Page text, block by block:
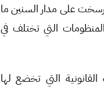
على مدار السنين ما
التي تختلف في
التي تخضع لها